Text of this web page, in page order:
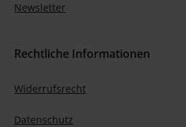
Newsletter
Rechtliche Informationen
Widerrufsrecht
Datenschutz